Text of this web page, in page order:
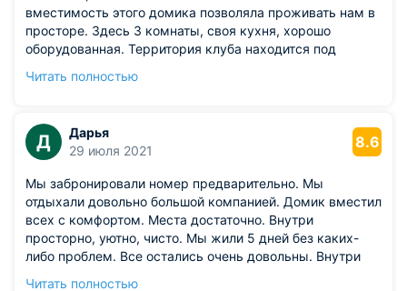
вместимость этого домика позволяла проживать нам в
просторе. Здесь 3 комнаты, своя кухня, хорошо
оборудованная. Территория клуба находится под
Шикарное расположение до Дона всего 50 метров,
мангалом, готовили деликатес из рыбы. Есть
спортивные площадки, вечерами играли в волейбол.
Читать полностью
Д
Дарья
29 июля 2021
8.6
Мы забронировали номер предварительно. Мы
отдыхали довольно большой компанией. Домик вместил
всех с комфортом. Места достаточно. Внутри
просторно, уютно, чисто. Мы жили 5 дней без каких-
либо проблем. Все остались очень довольны. Внутри
Читать полностью